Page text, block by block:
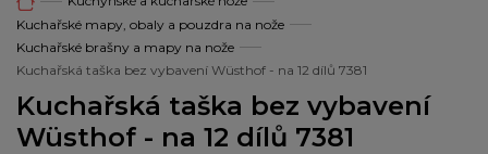
Kuchařské mapy, obaly a pouzdra na nože
Kuchařské brašny a mapy na nože
Kuchařská taška bez vybavení Wüsthof - na 12 dílů 7381
Kuchařská taška bez vybavení
Wüsthof - na 12 dílů 7381